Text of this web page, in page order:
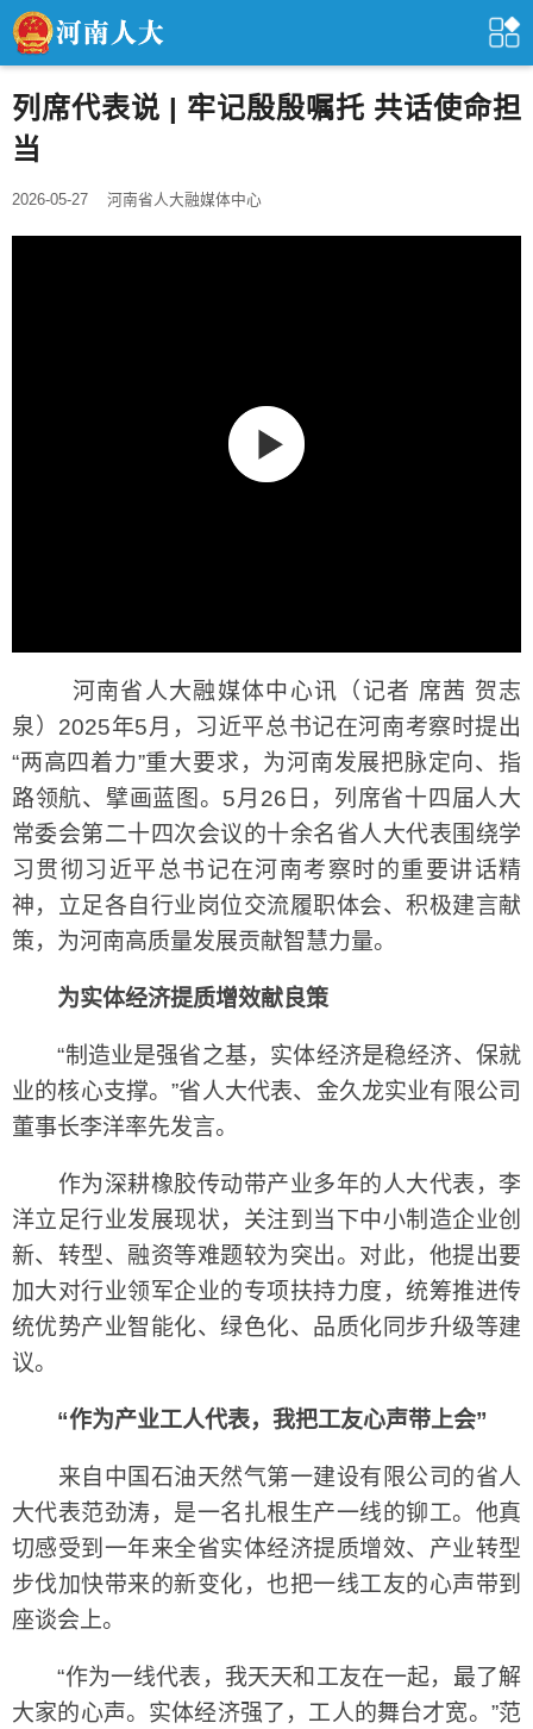
列席代表说 | 牢记殷殷嘱托 共话使命担
当
2026-05-27 河南省人大融媒体中心
河南省人大融媒体中心讯（记者 席茜 贺志
泉）2025年5月，习近平总书记在河南考察时提出
“两高四着力”重大要求，为河南发展把脉定向、指
路领航、擘画蓝图。5月26日，列席省十四届人大
常委会第二十四次会议的十余名省人大代表围绕学
习贯彻习近平总书记在河南考察时的重要讲话精
神，立足各自行业岗位交流履职体会、积极建言献
策，为河南高质量发展贡献智慧力量。
为实体经济提质增效献良策
“制造业是强省之基，实体经济是稳经济、保就
业的核心支撑。”省人大代表、金久龙实业有限公司
董事长李洋率先发言。
作为深耕橡胶传动带产业多年的人大代表，李
洋立足行业发展现状，关注到当下中小制造企业创
新、转型、融资等难题较为突出。对此，他提出要
加大对行业领军企业的专项扶持力度，统筹推进传
统优势产业智能化、绿色化、品质化同步升级等建
议。
“作为产业工人代表，我把工友心声带上会”
来自中国石油天然气第一建设有限公司的省人
大代表范劲涛，是一名扎根生产一线的铆工。他真
切感受到一年来全省实体经济提质增效、产业转型
步伐加快带来的新变化，也把一线工友的心声带到
座谈会上。
“作为一线代表，我天天和工友在一起，最了解
大家的心声。实体经济强了，工人的舞台才宽。”范